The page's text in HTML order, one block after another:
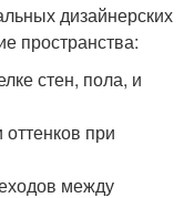
дизайнерских
пространства:
стен, пола, и
при
между